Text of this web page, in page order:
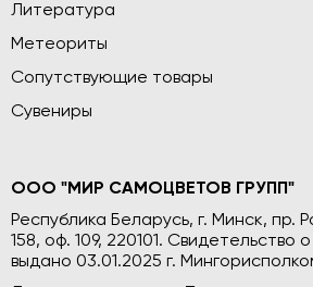
Литература
Метеориты
Сопутствующие товары
Сувениры
ООО "МИР САМОЦВЕТОВ ГРУПП"
Республика Беларусь, г. Минск, пр.
158, оф. 109, 220101. Свидетельство
выдано 03.01.2025 г.